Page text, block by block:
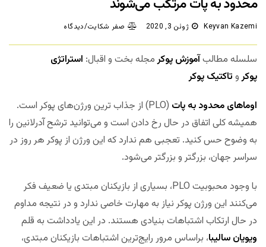
محدود به پات مرتکب می‌شوند
Keyvan Kazemi ژوئن 3, 2020 صفر شکایت/دیدگاه
سلسله مطالبآموزش پوکرمجله بخت و اقبال: استراتژی
پوکرو تاکتیک پوکر
اوماهای محدود به پات
(PLO) از جذاب ترین ورژن‌های پوکر است.
همیشه کلی اتفاق در حال رخ دادن است و می‌توانید ترشح آدرلانین را
به وضوح حس کنید. تعجبی هم ندارد که این ورژن از پوکر هر روز در
سراسر جهان، بزرگتر و بزرگتر می‌شود.
با وجود محبوبیت PLO، بسیاری از بازیکنان مبتدی یا ضعیف فکر
می‌کنند این ورژن پوکر نیاز به مهارت خاصی ندارد و در نتیجه مداوم
در حال ارتکاب اشتباهات بنیادی هستند. در این یادداشت به قلم
ویویان سالیبا، براساس مرور رایج‌ترین اشتباهات بازیکنان مبتدی،